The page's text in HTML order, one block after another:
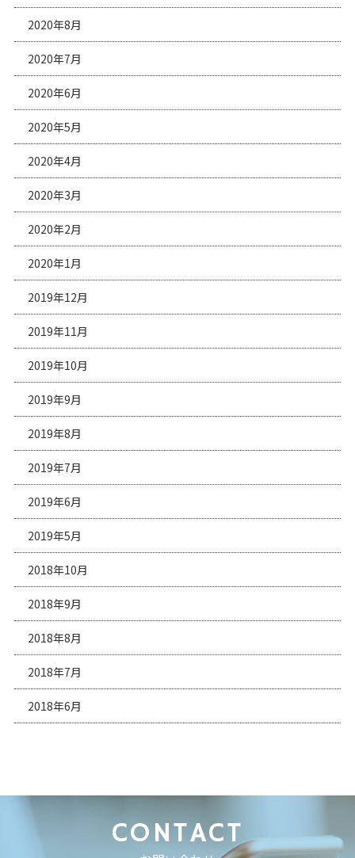
2020年8月
2020年7月
2020年6月
2020年5月
2020年4月
2020年3月
2020年2月
2020年1月
2019年12月
2019年11月
2019年10月
2019年9月
2019年8月
2019年7月
2019年6月
2019年5月
2018年10月
2018年9月
2018年8月
2018年7月
2018年6月
CONTACT